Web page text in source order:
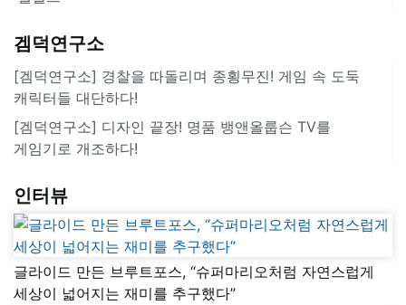
겜덕연구소
[겜덕연구소] 경찰을 따돌리며 종횡무진! 게임 속 도둑
캐릭터들 대단하다!
[겜덕연구소] 디자인 끝장! 명품 뱅앤올룹슨 TV를
게임기로 개조하다!
인터뷰
글라이드 만든 브루트포스, “슈퍼마리오처럼 자연스럽게
세상이 넓어지는 재미를 추구했다”